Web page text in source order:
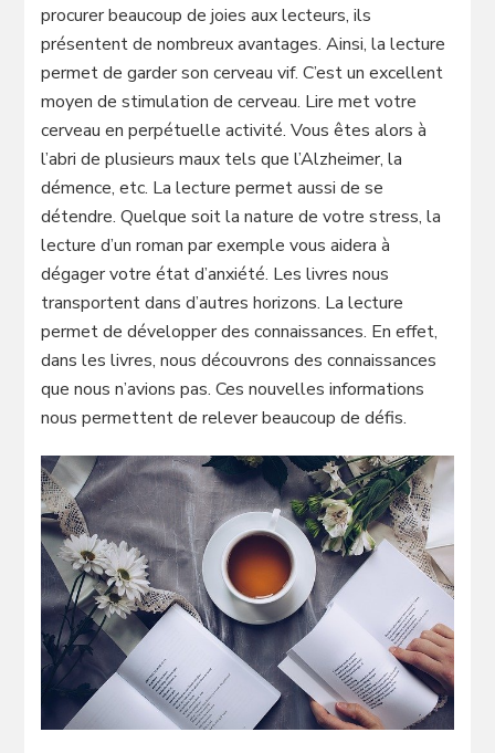
procurer beaucoup de joies aux lecteurs, ils
présentent de nombreux avantages. Ainsi, la lecture
permet de garder son cerveau vif. C’est un excellent
moyen de stimulation de cerveau. Lire met votre
cerveau en perpétuelle activité. Vous êtes alors à
l’abri de plusieurs maux tels que l’Alzheimer, la
démence, etc. La lecture permet aussi de se
détendre. Quelque soit la nature de votre stress, la
lecture d’un roman par exemple vous aidera à
dégager votre état d’anxiété. Les livres nous
transportent dans d’autres horizons. La lecture
permet de développer des connaissances. En effet,
dans les livres, nous découvrons des connaissances
que nous n’avions pas. Ces nouvelles informations
nous permettent de relever beaucoup de défis.